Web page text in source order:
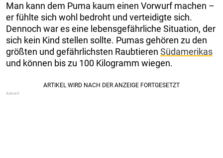
Man kann dem Puma kaum einen Vorwurf machen –
er fühlte sich wohl bedroht und verteidigte sich.
Dennoch war es eine lebensgefährliche Situation, der
sich kein Kind stellen sollte. Pumas gehören zu den
größten und gefährlichsten Raubtieren Südamerikas
und können bis zu 100 Kilogramm wiegen.